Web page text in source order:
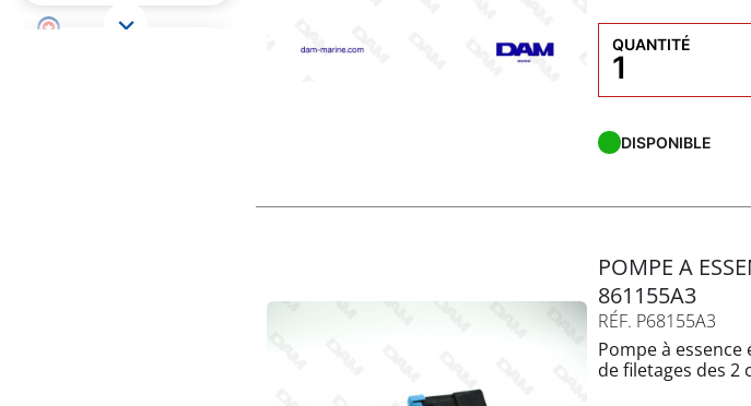
DISPONIBLE
QUANTITÉ
POMPE A
861155A3
RÉF. P68155A3
Pompe à
de filetages des 2